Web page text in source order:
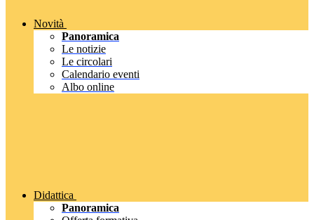
Novità
Panoramica
Le notizie
Le circolari
Calendario eventi
Albo online
Didattica
Panoramica